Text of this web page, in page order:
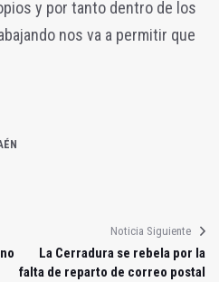
y por tanto dentro de los
nos va a permitir que
Noticia Siguiente
La Cerradura se rebela por la
falta de reparto de correo postal